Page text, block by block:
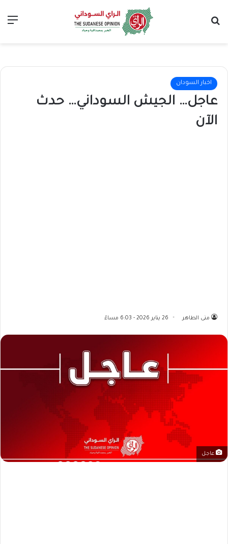
اخبار السودان
عاجل… الجيش السوداني… حدث
الآن
منى الطاهر 26 يناير 2026 - 6:03 مساءً
عاجل